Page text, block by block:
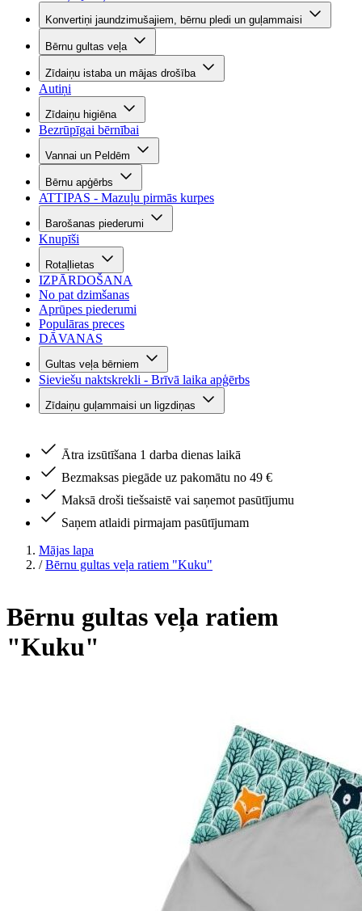
Konvertiņi jaundzimušajiem, bērnu pledi un guļammaisi
Bērnu gultas veļa
Zīdaiņu istaba un mājas drošība
Autiņi
Zīdaiņu higiēna
Bezrūpīgai bērnībai
Vannai un Peldēm
Bērnu apģērbs
ATTIPAS - Mazuļu pirmās kurpes
Barošanas piederumi
Knupīši
Rotaļlietas
IZPĀRDOŠANA
No pat dzimšanas
Aprūpes piederumi
Populāras preces
DĀVANAS
Gultas veļa bērniem
Sieviešu naktskrekli - Brīvā laika apģērbs
Zīdaiņu guļammaisi un ligzdiņas
Ātra izsūtīšana 1 darba dienas laikā
Bezmaksas piegāde uz pakomātu no 49 €
Maksā droši tiešsaistē vai saņemot pasūtījumu
Saņem atlaidi pirmajam pasūtījumam
Mājas lapa
/ Bērnu gultas veļa ratiem "Kuku"
Bērnu gultas veļa ratiem
"Kuku"